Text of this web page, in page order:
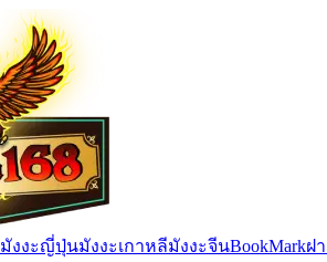
มังงะญี่ปุ่นมังงะเกาหลีมังงะจีนBookMarkฝ